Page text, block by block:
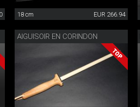
18 cm EUR 266.94
AIGUISOIR EN CORINDON